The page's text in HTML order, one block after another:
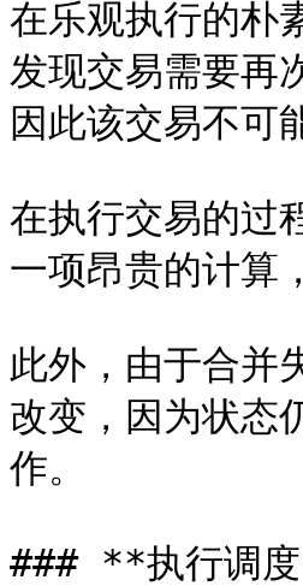
在乐观执行的朴
发现交易需要再
因此该交易不可
在执行交易的过
一项昂贵的计算
此外，由于合并
改变，因为状态
作。
### **执行调